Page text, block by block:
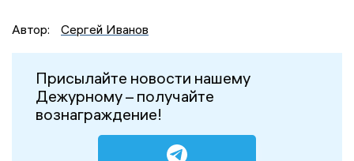
Автор: Сергей Иванов
Присылайте новости нашему
Дежурному – получайте
вознаграждение!